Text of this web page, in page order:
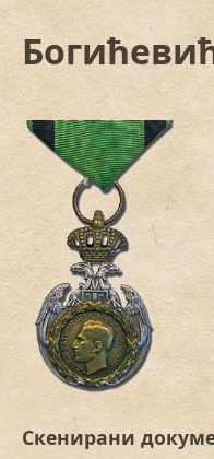
Скенирани